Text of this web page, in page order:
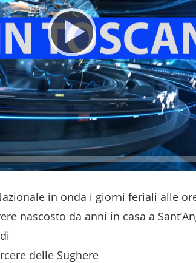
in onda i giorni feriali alle
nascosto da anni in casa a
delle Sughere